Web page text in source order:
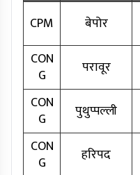
CPM बेपोर
CON
G
परावूर
CON
G
पुथुप्पल्ली
CON
G
हरिपद